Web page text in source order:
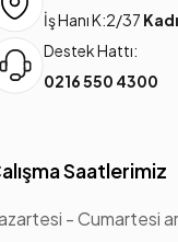
İş Hanı K:2/37
Destek Hattı:
0216 550 4300
Saatlerimiz
- Cumartesi